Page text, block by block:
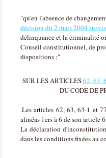
"qu'en l'absence de
décision du 2 mars 2004
délinquance et la criminalité
Conseil constitutionnel, de
dispositions ;"
SUR LES ARTICLES62, 63,
DU CODE DE
.Les articles 62, 63, 63-1 et
alinéas 1ers à 6 de son article
La déclaration
dans les conditions fixées au